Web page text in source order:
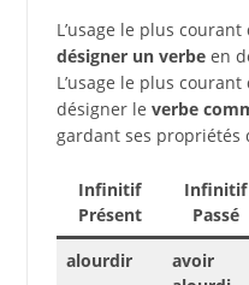
L’usage le plus
désigner un verbeen
L’usage le plus
désigner le verbe
gardant ses propriétés
Infinitif
Présent
Infinitif
Passé
alourdir
avoir